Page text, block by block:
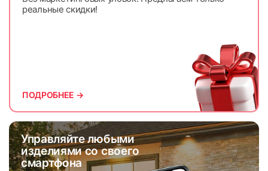
Управляйте любыми
изделиями со своего
смартфона
реальные скидки!
ПОДРОБНЕЕ →